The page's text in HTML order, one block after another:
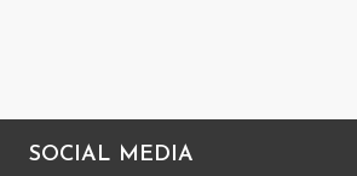
SOCIAL MEDIA